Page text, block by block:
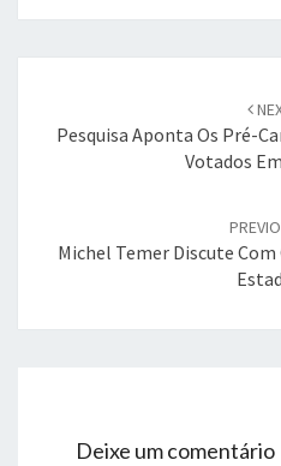
Pesquisa Aponta Os Pré-
Votados
Michel Temer Discute
Deixe um comentário